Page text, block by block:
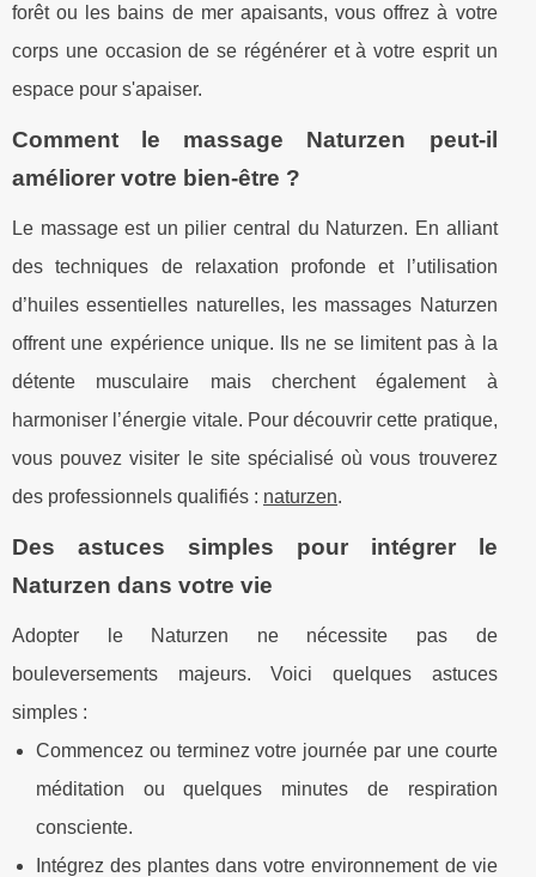
forêt ou les bains de mer apaisants, vous offrez à votre
corps une occasion de se régénérer et à votre esprit un
espace pour s'apaiser.
Comment le massage Naturzen peut-il
améliorer votre bien-être ?
Le massage est un pilier central du Naturzen. En alliant
des techniques de relaxation profonde et l’utilisation
d’huiles essentielles naturelles, les massages Naturzen
offrent une expérience unique. Ils ne se limitent pas à la
détente musculaire mais cherchent également à
harmoniser l’énergie vitale. Pour découvrir cette pratique,
vous pouvez visiter le site spécialisé où vous trouverez
des professionnels qualifiés : naturzen.
Des astuces simples pour intégrer le
Naturzen dans votre vie
Adopter le Naturzen ne nécessite pas de
bouleversements majeurs. Voici quelques astuces
simples :
Commencez ou terminez votre journée par une courte
méditation ou quelques minutes de respiration
consciente.
Intégrez des plantes dans votre environnement de vie